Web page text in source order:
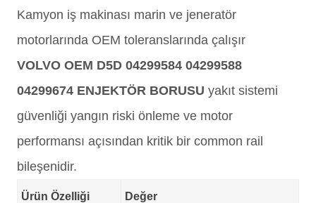
Kamyon iş makinası marin ve jeneratör
motorlarında OEM toleranslarında çalışır
VOLVO OEM D5D 04299584 04299588
04299674 ENJEKTÖR BORUSU yakıt sistemi
güvenliği yangın riski önleme ve motor
performansı açısından kritik bir common rail
bileşenidir.
Ürün Özelliği Değer